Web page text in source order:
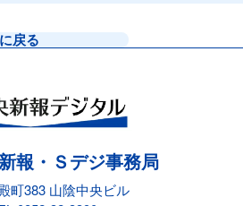
戻る
報・Ｓデジ事務局
町383 山陰中央ビル